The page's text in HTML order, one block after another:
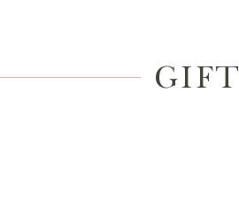
GIFT